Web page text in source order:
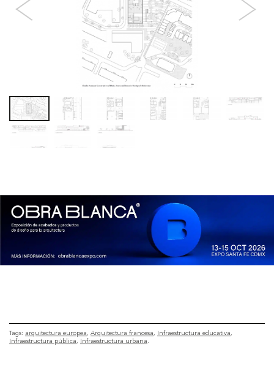
Tags: arquitectura europea Arquitectura francesa
Infraestructura educativa
Infraestructura pública
Infraestructura urbana